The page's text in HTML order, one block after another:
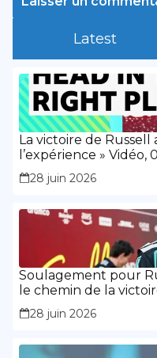
Latest
La victoire de
l’expérience »
Russell a montré « la
28 juin 2026
Soulagement pour
le chemin de la
28 juin 2026